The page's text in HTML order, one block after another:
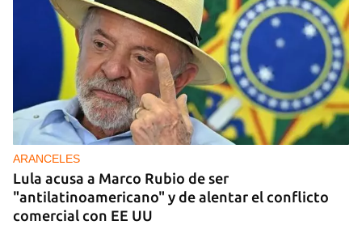
ARANCELES
Lula acusa a Marco Rubio de ser
"antilatinoamericano" y de alentar el conflicto
comercial con EE UU